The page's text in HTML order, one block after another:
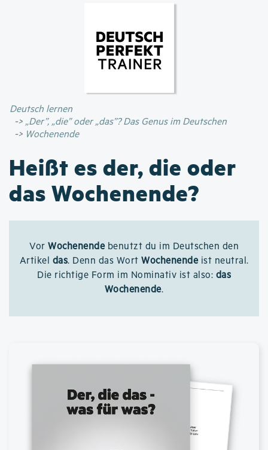
Inhalt
Deutsch lernen
„Der”, „die” oder „das”? Das Genus im Deutschen
Wochenende
Heißt es der, die oder
das Wochenende?
Vor Wochenendebenutzt du im Deutschen den
Artikel das. Denn das Wort Wochenendeist neutral.
Die richtige Form im Nominativ ist also: das
Wochenende.